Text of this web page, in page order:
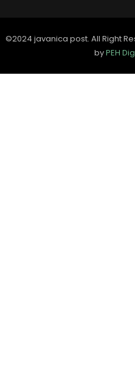
©2024 javanica post. All Right
byPEH